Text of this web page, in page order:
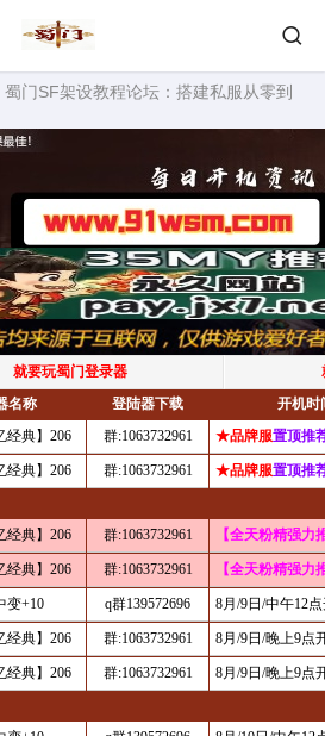
蜀门SF架设教程论坛：搭建私服从零到